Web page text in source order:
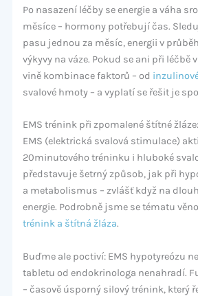
Po nasazení léčby se energie a váha
měsíce – hormony potřebují čas.
pasu jednou za měsíc, energii v
výkyvy na váze. Pokud se ani při léčbě
vině kombinace faktorů – od
svalové hmoty – a vyplatí se řešit je
EMS trénink při zpomalené štítné
EMS (elektrická svalová stimulace)
20minutového tréninku i hluboké
představuje šetrný způsob, jak při
a metabolismus – zvlášť když na
energie. Podrobně jsme se tématu
trénink a štítná žláza.
Buďme ale poctiví: EMS hypotyreózu
tabletu od endokrinologa nenahradí.
– časově úsporný silový trénink, který